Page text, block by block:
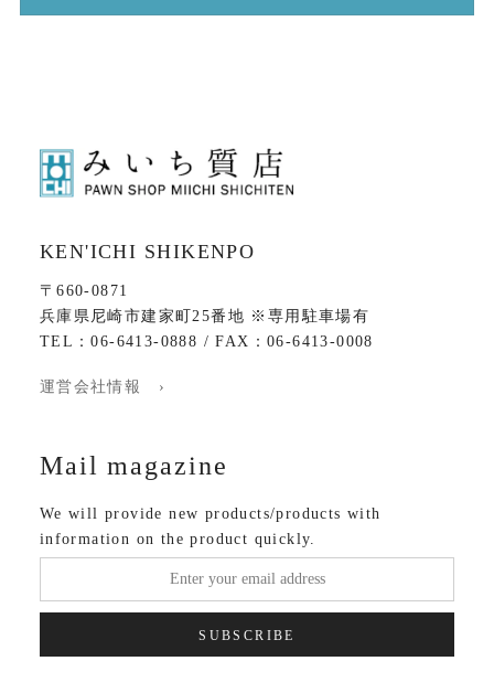
KEN'ICHI SHIKENPO
〒660-0871
兵庫県尼崎市建家町25番地 ※専用駐車場有
TEL：06-6413-0888 / FAX：06-6413-0008
運営会社情報 ›
Mail magazine
We will provide new products/products with
information on the product quickly.
SUBSCRIBE